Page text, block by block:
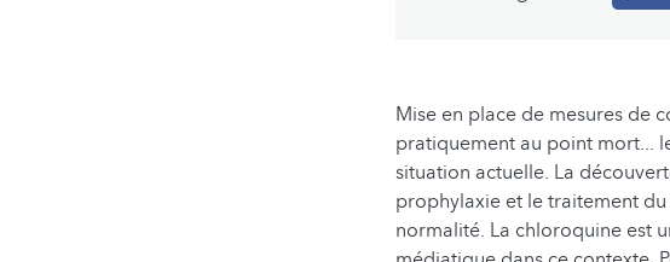
Mise en place de mesures de
pratiquement au point mort...
situation actuelle. La
prophylaxie et le traitement
normalité. La chloroquine est